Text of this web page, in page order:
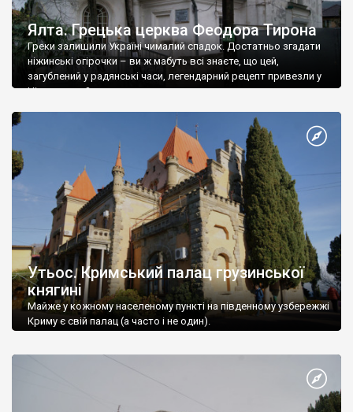
Ялта. Грецька церква Феодора Тирона
Греки залишили Україні чималий спадок. Достатньо згадати
ніжинські огірочки – ви ж мабуть всі знаєте, що цей,
загублений у радянські часи, легендарний рецепт привезли у
Ніжин греки?
Утьос. Кримський палац грузинської
княгині
Майже у кожному населеному пункті на південному узбережжі
Криму є свій палац (а часто і не один).